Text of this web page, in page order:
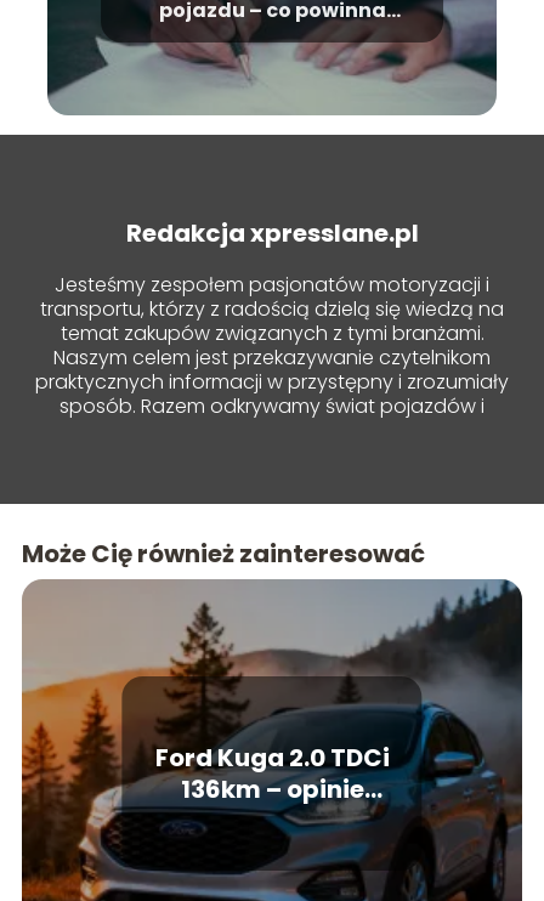
pojazdu – co powinna
zawierać?
Redakcja xpresslane.pl
Jesteśmy zespołem pasjonatów motoryzacji i
transportu, którzy z radością dzielą się wiedzą na
temat zakupów związanych z tymi branżami.
Naszym celem jest przekazywanie czytelnikom
praktycznych informacji w przystępny i zrozumiały
sposób. Razem odkrywamy świat pojazdów i
Może Cię również zainteresować
Ford Kuga 2.0 TDCi
136km – opinie
użytkowników, wady i
zalety